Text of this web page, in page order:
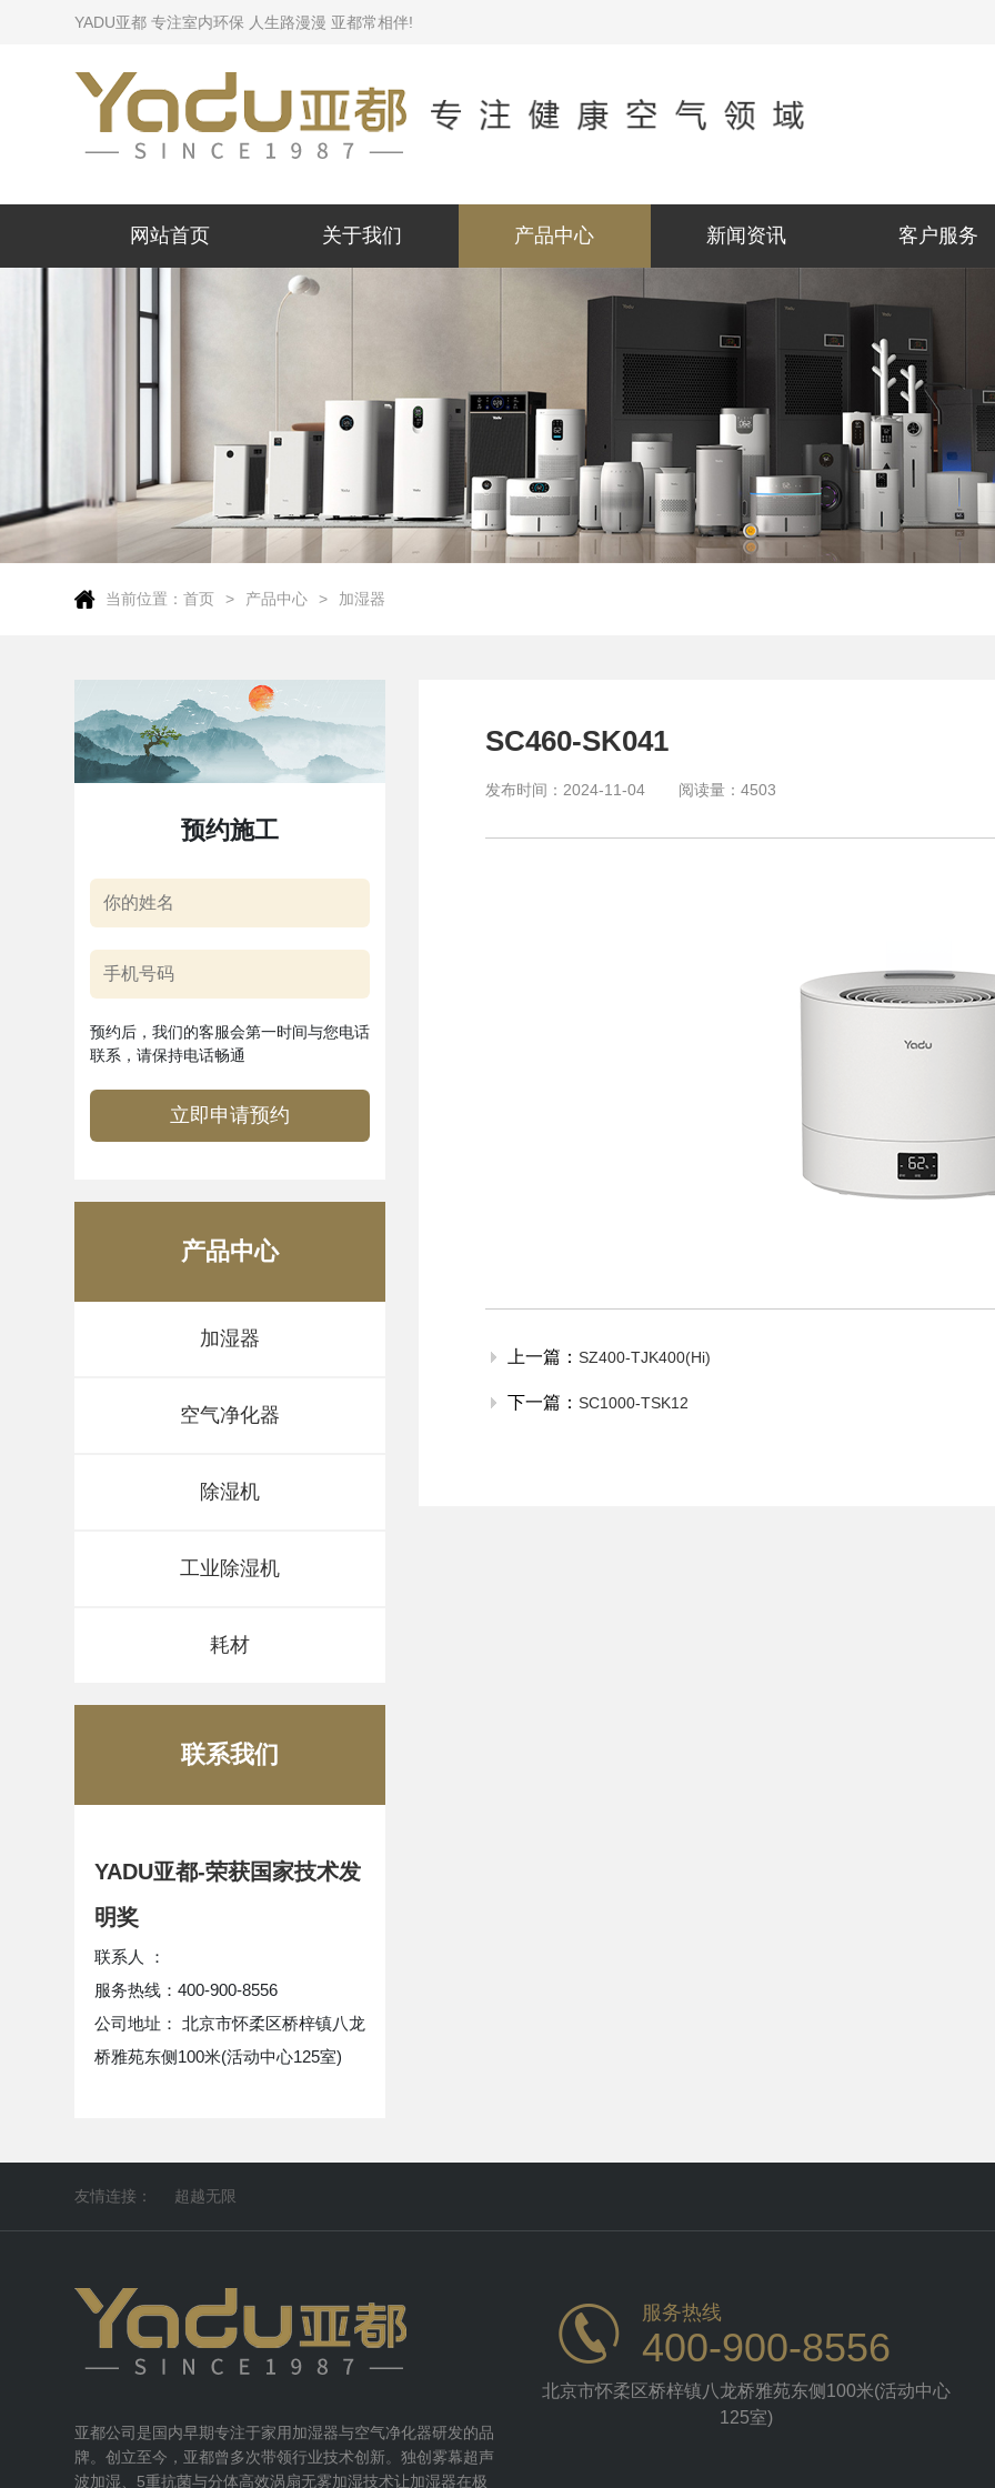
YADU亚都 专注室内环保 人生路漫漫 亚都常相伴!
网站首页 关于我们 产品中心 新闻资讯 客户服务
当前位置： 首页 产品中心 加湿器
预约施工
预约后，我们的客服会第一时间与您电话
联系，请保持电话畅通
立即申请预约
产品中心
加湿器
空气净化器
除湿机
工业除湿机
耗材
联系我们
YADU亚都-荣获国家技术发
明奖
联系人 ：
服务热线：400-900-8556
公司地址： 北京市怀柔区桥梓镇八龙
桥雅苑东侧100米(活动中心125室)
SC460-SK041
发布时间： 2024-11-04 阅读量： 4503
上一篇： SZ400-TJK400(Hi)
下一篇： SC1000-TSK12
友情连接： 超越无限
亚都公司是国内早期专注于家用加湿器与空气净化器研发的品
牌。创立至今，亚都曾多次带领行业技术创新。独创雾幕超声
波加湿、5重抗菌与分体高效涡扇无雾加湿技术让加湿器在极
服务热线
400-900-8556
北京市怀柔区桥梓镇八龙桥雅苑东侧100米(活动中心
125室)